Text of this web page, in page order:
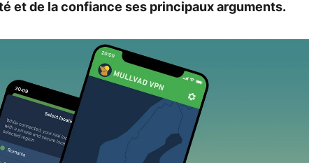
et de la confiance ses principaux arguments.